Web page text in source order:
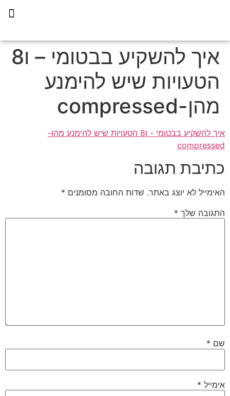
איך להשקיע בבטומי – ו8
הטעויות שיש להימנע
מהן-compressed
איך להשקיע בבטומי - ו8 הטעויות שיש להימנע מהן-
compressed
כתיבת תגובה
האימייל לא יוצג באתר. שדות החובה מסומנים *
התגובה שלך *
שם *
אימייל *